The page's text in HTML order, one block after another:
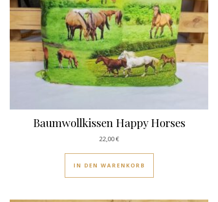
Baumwollkissen Happy Horses
22,00€
IN DEN WARENKORB